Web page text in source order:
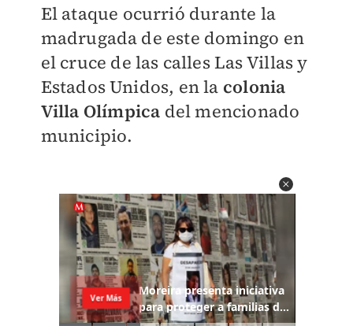
El ataque ocurrió durante la
madrugada de este domingo en
el cruce de las calles Las Villas y
Estados Unidos, en la colonia
Villa Olímpica del mencionado
municipio.